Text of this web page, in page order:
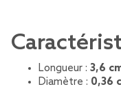
Longueur : 3,6
Diamètre : 0,36